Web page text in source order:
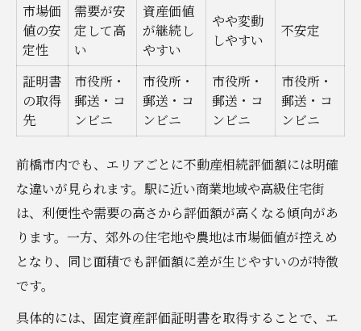
市場価
値の安
定性
需要が安
定して高
い
資産価値
が継続し
やすい
やや変動
しやすい
不安定
証明書
の取得
先
市役所・
郵送・コ
ンビニ
市役所・
郵送・コ
ンビニ
市役所・
郵送・コ
ンビニ
市役所・
郵送・コ
ンビニ
前橋市内でも、エリアごとに不動産相続評価額には明確
な違いが見られます。駅に近い商業地域や高級住宅街
は、利便性や需要の高さから評価額が高くなる傾向があ
ります。一方、郊外の住宅地や農地は市場価値が控えめ
となり、同じ面積でも評価額に差が生じやすいのが特徴
です。
具体的には、固定資産評価証明書を取得することで、エ